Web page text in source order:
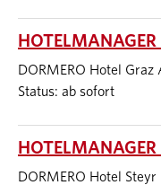
DORMERO Hotel Graz
Status: ab sofort
DORMERO Hotel Steyr